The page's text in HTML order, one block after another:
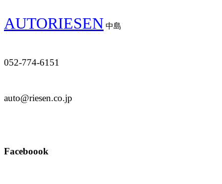
AUTORIESEN 中島
052-774-6151
auto@riesen.co.jp
Faceboook